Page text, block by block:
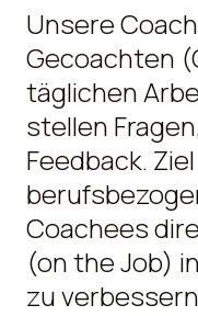
Unsere
Gecoachten
täglichen
stellen
Feedback.
Coachees
(on the Job)
zu